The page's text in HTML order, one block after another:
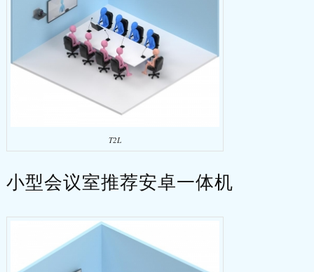
T2L
小型会议室推荐安卓一体机